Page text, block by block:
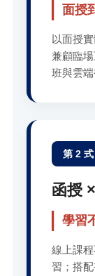
面授
以面授
兼顧臨
班與雲端
第 2 式
函授
學習
線上課
習；搭